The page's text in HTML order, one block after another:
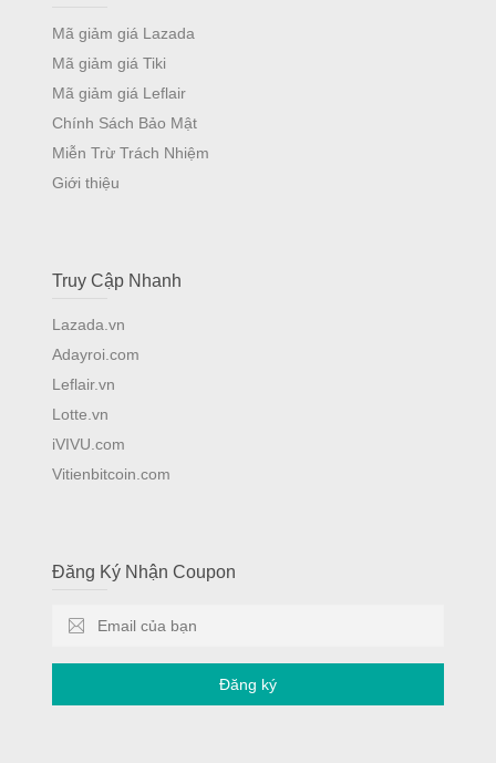
Mã giảm giá Lazada
Mã giảm giá Tiki
Mã giảm giá Leflair
Chính Sách Bảo Mật
Miễn Trừ Trách Nhiệm
Giới thiệu
Truy Cập Nhanh
Lazada.vn
Adayroi.com
Leflair.vn
Lotte.vn
iVIVU.com
Vitienbitcoin.com
Đăng Ký Nhận Coupon
Đăng ký